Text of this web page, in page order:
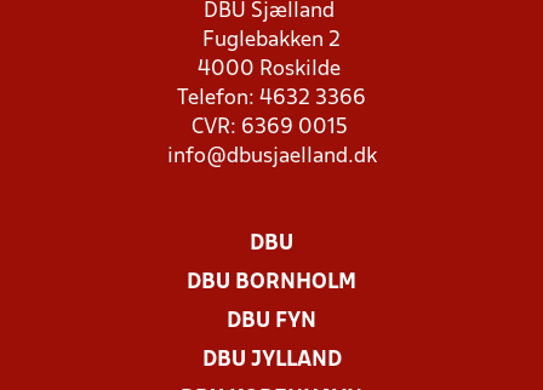
DBU Sjælland
Fuglebakken 2
4000 Roskilde
Telefon: 4632 3366
CVR: 6369 0015
info@dbusjaelland.dk
DBU
DBU BORNHOLM
DBU FYN
DBU JYLLAND